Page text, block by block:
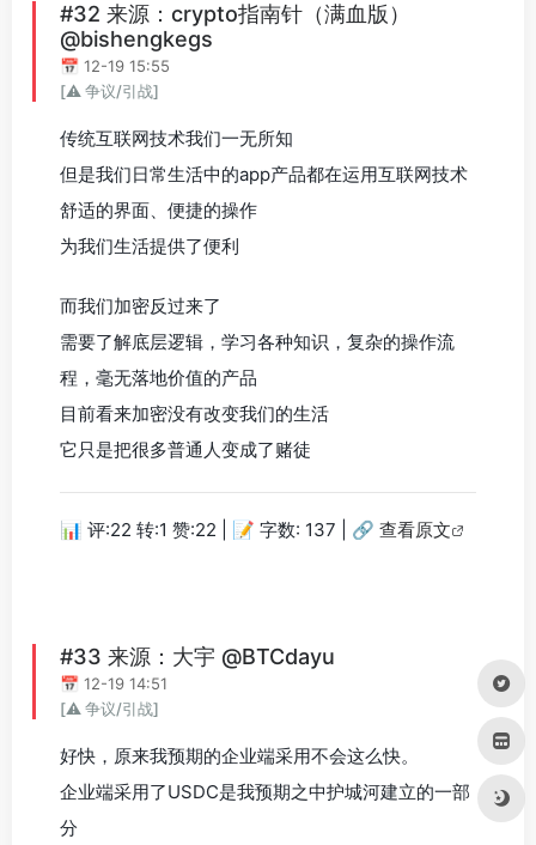
#32 来源：crypto指南针（满血版）
@bishengkegs
📅 12-19 15:55
[⚠️ 争议/引战]
传统互联网技术我们一无所知
但是我们日常生活中的app产品都在运用互联网技术
舒适的界面、便捷的操作
为我们生活提供了便利
而我们加密反过来了
需要了解底层逻辑，学习各种知识，复杂的操作流
程，毫无落地价值的产品
目前看来加密没有改变我们的生活
它只是把很多普通人变成了赌徒
📊 评:22 转:1 赞:22 | 📝 字数: 137 | 🔗 查看原文
#33 来源：大宇 @BTCdayu
📅 12-19 14:51
[⚠️ 争议/引战]
好快，原来我预期的企业端采用不会这么快。
企业端采用了USDC是我预期之中护城河建立的一部
分